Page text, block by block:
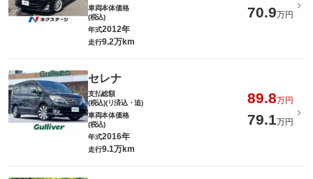
車両本体価格
(税込)
70.9万円
年式2012年
走行9.2万km
セレナ
支払総額
(税込)(リ済込・追)
89.8万円
車両本体価格
(税込)
79.1万円
年式2016年
走行9.1万km